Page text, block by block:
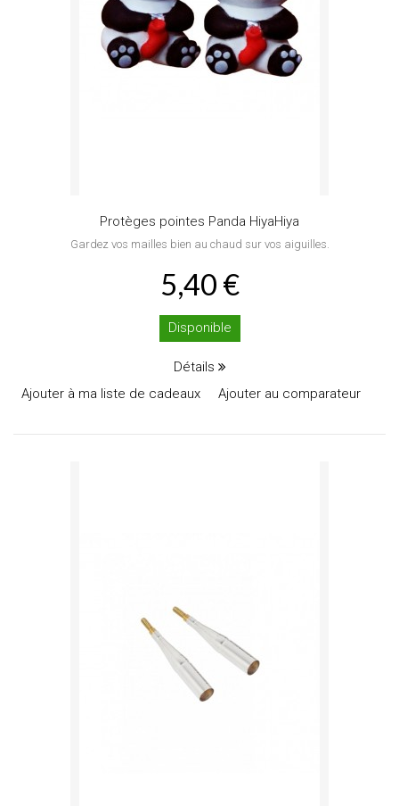
Protèges pointes Panda HiyaHiya
Gardez vos mailles bien au chaud sur vos aiguilles.
5,40 €
Disponible
Détails
Ajouter à ma liste de cadeaux
Ajouter au comparateur